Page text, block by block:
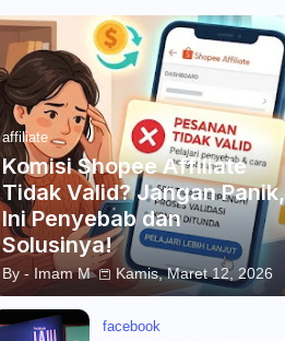
affiliate
Komisi Shopee Affiliate
Tidak Valid? Jangan Panik,
Ini Penyebab dan
Solusinya!
By - Imam M Kamis, Maret 12, 2026
facebook